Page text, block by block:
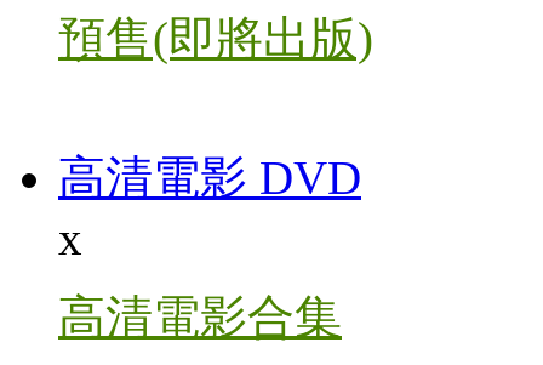
預售(即將出版)
高清電影 DVD
x
高清電影合集